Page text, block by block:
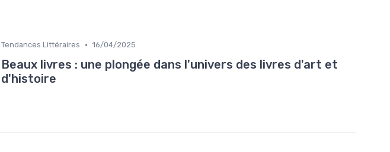
Tendances Littéraires • 16/04/2025
Beaux livres : une plongée dans l'univers des livres d'art et
d'histoire